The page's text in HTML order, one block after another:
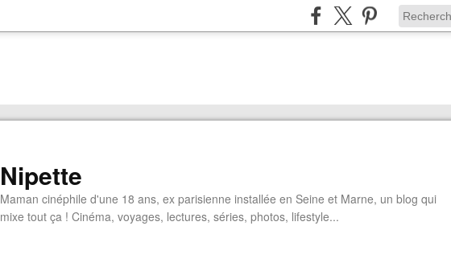
Nipette
Maman cinéphile d'une 18 ans, ex parisienne installée en Seine et Marne, un blog qui
mixe tout ça ! Cinéma, voyages, lectures, séries, photos, lifestyle...